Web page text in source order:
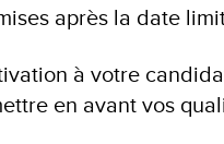
après la date
à votre
en avant vos